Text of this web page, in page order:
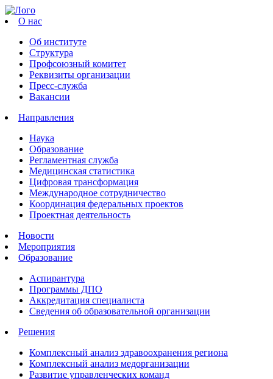
О нас
Об институте
Структура
Профсоюзный комитет
Реквизиты организации
Пресс-служба
Вакансии
Направления
Наука
Образование
Регламентная служба
Медицинская статистика
Цифровая трансформация
Международное сотрудничество
Координация федеральных проектов
Проектная деятельность
Новости
Мероприятия
Образование
Аспирантура
Программы ДПО
Аккредитация специалиста
Сведения об образовательной организации
Решения
Комплексный анализ здравоохранения региона
Комплексный анализ медорганизации
Развитие управленческих команд